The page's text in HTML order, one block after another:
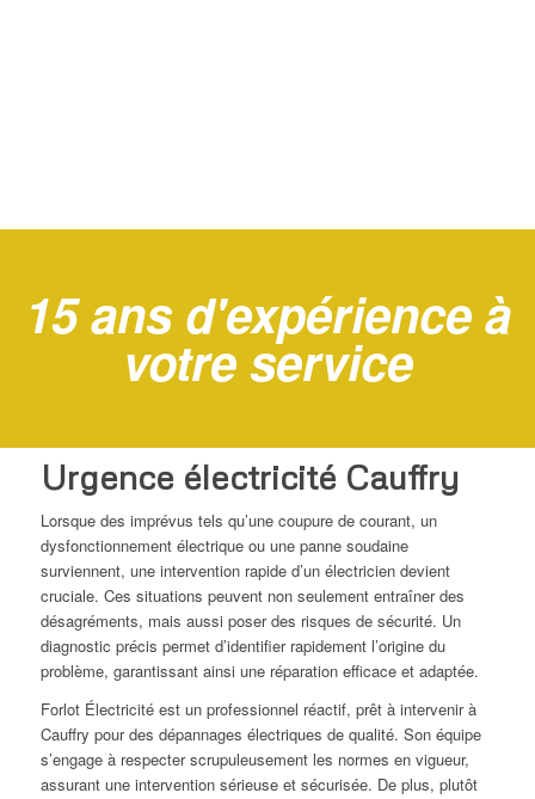
15 ans d'expérience à
votre service
Urgence électricité Cauffry
Lorsque des imprévus tels qu’une coupure de courant, un
dysfonctionnement électrique ou une panne soudaine
surviennent, une intervention rapide d’un électricien devient
cruciale. Ces situations peuvent non seulement entraîner des
désagréments, mais aussi poser des risques de sécurité. Un
diagnostic précis permet d’identifier rapidement l’origine du
problème, garantissant ainsi une réparation efficace et adaptée.
Forlot Électricité est un professionnel réactif, prêt à intervenir à
Cauffry pour des dépannages électriques de qualité. Son équipe
s’engage à respecter scrupuleusement les normes en vigueur,
assurant une intervention sérieuse et sécurisée. De plus, plutôt